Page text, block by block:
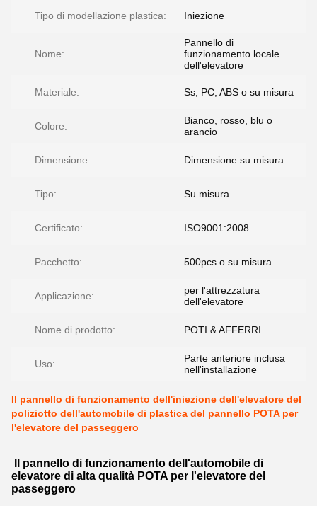
Tipo di modellazione plastica: Iniezione
Nome:
Pannello di
funzionamento locale
dell'elevatore
Materiale: Ss, PC, ABS o su misura
Colore:
Bianco, rosso, blu o
arancio
Dimensione: Dimensione su misura
Tipo: Su misura
Certificato: ISO9001:2008
Pacchetto: 500pcs o su misura
Applicazione:
per l'attrezzatura
dell'elevatore
Nome di prodotto: POTI & AFFERRI
Uso:
Parte anteriore inclusa
nell'installazione
Il pannello di funzionamento dell'iniezione dell'elevatore del
poliziotto dell'automobile di plastica del pannello POTA per
l'elevatore del passeggero
Il pannello di funzionamento dell'automobile di
elevatore di alta qualità POTA per l'elevatore del
passeggero